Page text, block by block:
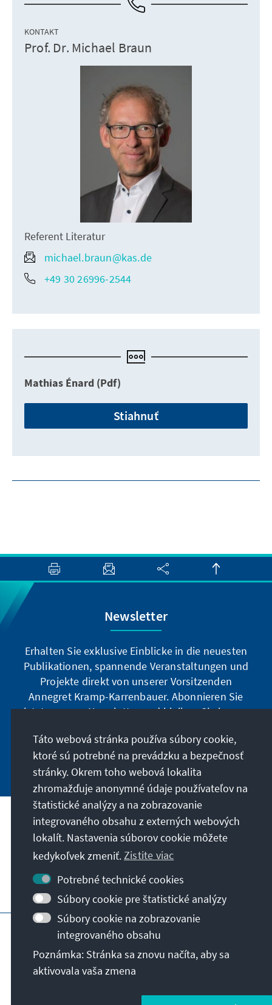
KONTAKT
Prof. Dr. Michael Braun
Referent Literatur
michael.braun@kas.de
+49 30 26996-2544
Mathias Énard (Pdf)
Stiahnuť
Newsletter
Erhalten Sie exklusive Einblicke in die neuesten
Publikationen, spannende Veranstaltungen und
Projekte direkt von unserer Vorsitzenden
Annegret Kramp-Karrenbauer. Abonnieren Sie
jetzt unseren Newsletter und bleiben Sie immer
Jetzt abonnieren
Naše poslanie
Kontakt
Ďalšie ponuky nadácie
Impressum
Ochrana súkromia
Podmienky používania
Erklärung zur Barrierefreiheit
Barriere melden
Mapa stránky
© Konrad-Adenauer-Stiftung e.V. 2026
Táto webová stránka používa súbory cookie,
ktoré sú potrebné na prevádzku a bezpečnosť
stránky. Okrem toho webová lokalita
zhromažďuje anonymné údaje používateľov na
štatistické analýzy a na zobrazovanie
integrovaného obsahu z externých webových
lokalít. Nastavenia súborov cookie môžete
kedykoľvek zmeniť.Zistite viac
Potrebné technické cookies
Súbory cookie pre štatistické analýzy
Súbory cookie na zobrazovanie
integrovaného obsahu
Poznámka: Stránka sa znovu načíta, aby sa
aktivovala vaša zmena